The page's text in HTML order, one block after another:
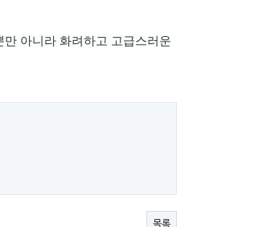
만 아니라 화려하고 고급스러운
목록